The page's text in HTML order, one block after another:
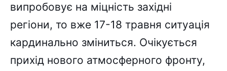
випробовує на міцність західні
регіони, то вже 17-18 травня ситуація
кардинально зміниться. Очікується
прихід нового атмосферного фронту,